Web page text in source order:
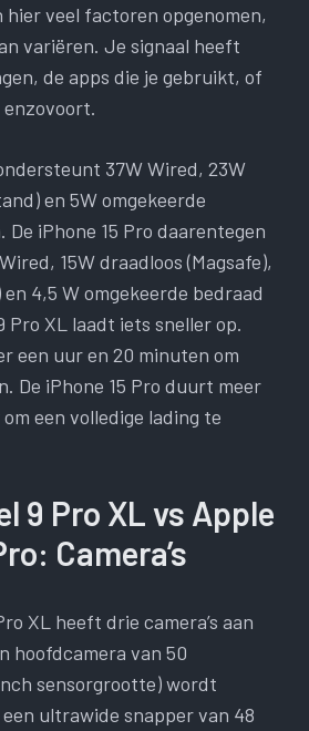
veel factoren opgenomen,
variëren. Je signaal heeft
de apps die je gebruikt, of
37W Wired, 23W
en 5W omgekeerde
De iPhone 15 Pro daarentegen
15W draadloos (Magsafe),
en 4,5 W omgekeerde bedraad
Pro XL laadt iets sneller op.
een uur en 20 minuten om
De iPhone 15 Pro duurt meer
een ​​volledige lading te
9 Pro XL vs Apple
Camera’s
XL heeft drie camera’s aan
hoofdcamera van 50
sensorgrootte) wordt
ultrawide snapper van 48